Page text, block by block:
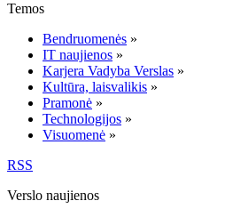
Temos
Bendruomenės »
IT naujienos »
Karjera Vadyba Verslas »
Kultūra, laisvalikis »
Pramonė »
Technologijos »
Visuomenė »
RSS
Verslo naujienos